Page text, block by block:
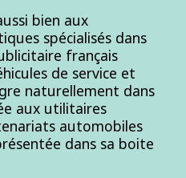
bien aux
spécialisés dans
français
de service et
naturellement dans
aux utilitaires
automobiles
dans sa boite